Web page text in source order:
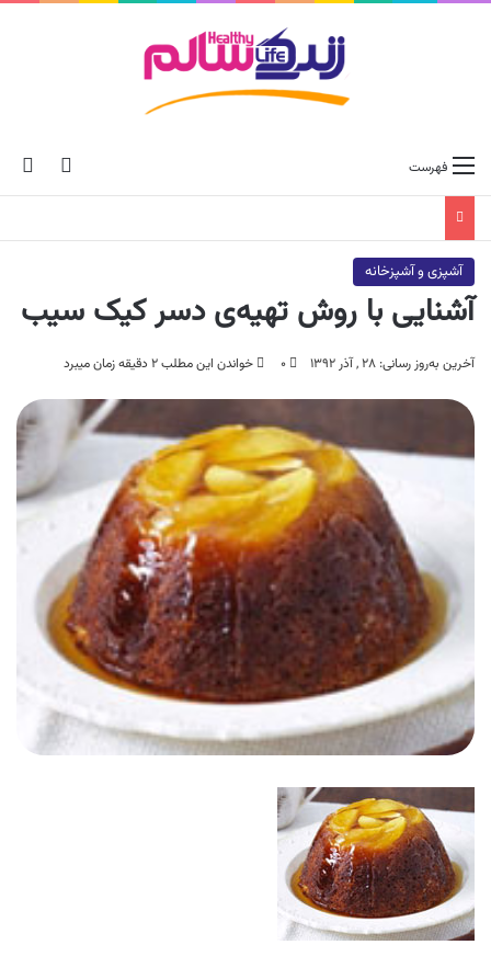
skin فهرست
آشپزی و آشپزخانه
آشنایی با روش تهیه‌ی دسر کیک سیب
آخرین به‌روز رسانی: ۲۸ , آذر ۱۳۹۲ ۰ خواندن این مطلب ۲ دقیقه زمان میبرد